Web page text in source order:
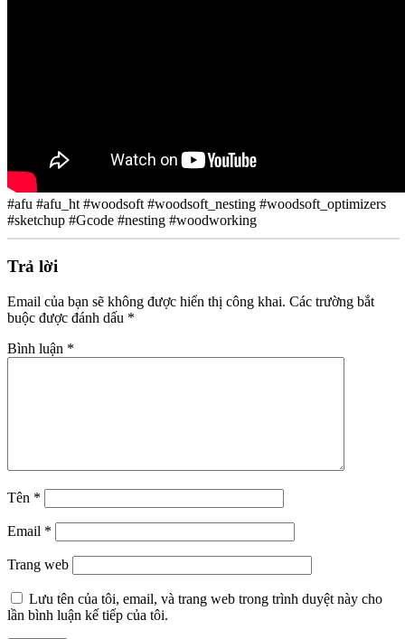
#afu #afu_ht #woodsoft #woodsoft_nesting #woodsoft_optimizers
#sketchup #Gcode #nesting #woodworking
Trả lời
Email của bạn sẽ không được hiển thị công khai. Các trường bắt
buộc được đánh dấu *
Bình luận *
Tên *
Email *
Trang web
Lưu tên của tôi, email, và trang web trong trình duyệt này cho
lần bình luận kế tiếp của tôi.